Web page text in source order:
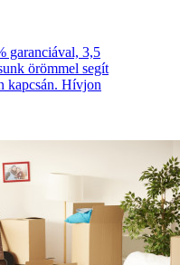
garanciával, 3,5
örömmel segít
kapcsán. Hívjon